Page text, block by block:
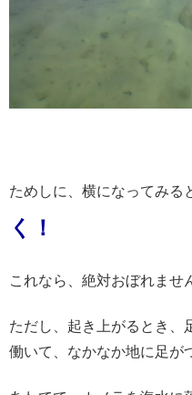
ためしに、横になってみる
く！
これなら、絶対おぼれませ
ただし、起き上がるとき、
働いて、なかなか地に足が